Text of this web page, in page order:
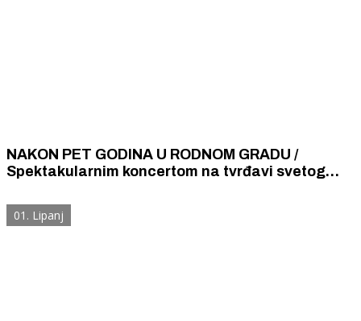
NAKON PET GODINA U RODNOM GRADU /
Spektakularnim koncertom na tvrđavi svetog
01. Lipanj